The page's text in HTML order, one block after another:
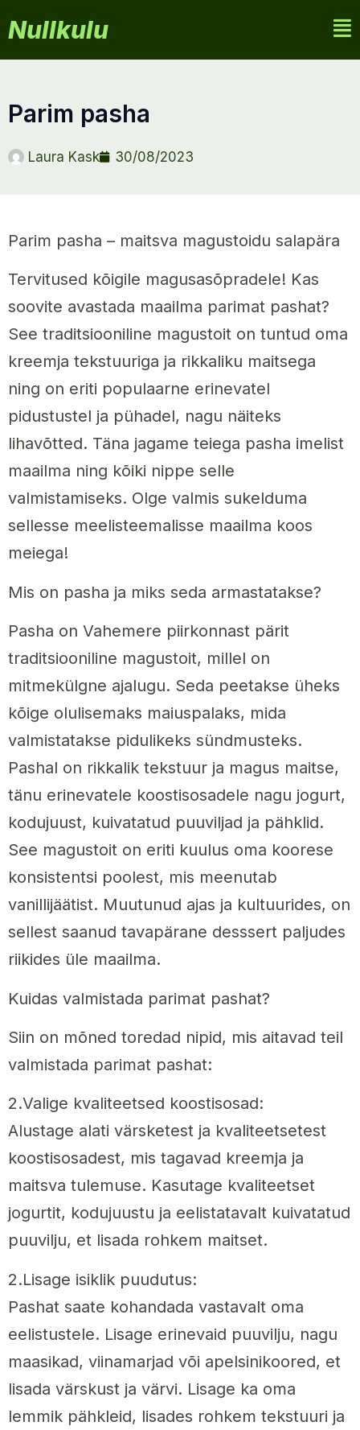
Nullkulu
parim pasha
Laura Kask 30/08/2023
Parim pasha – maitsva magustoidu salapära
Tervitused kõigile magusasõpradele! Kas
soovite avastada maailma parimat pashat?
See traditsiooniline magustoit on tuntud oma
kreemja tekstuuriga ja rikkaliku maitsega
ning on eriti populaarne erinevatel
pidustustel ja pühadel, nagu näiteks
lihavõtted. Täna jagame teiega pasha imelist
maailma ning kõiki nippe selle
valmistamiseks. Olge valmis sukelduma
sellesse meelisteemalisse maailma koos
meiega!
Mis on pasha ja miks seda armastatakse?
Pasha on Vahemere piirkonnast pärit
traditsiooniline magustoit, millel on
mitmekülgne ajalugu. Seda peetakse üheks
kõige olulisemaks maiuspalaks, mida
valmistatakse pidulikeks sündmusteks.
Pashal on rikkalik tekstuur ja magus maitse,
tänu erinevatele koostisosadele nagu jogurt,
kodujuust, kuivatatud puuviljad ja pähklid.
See magustoit on eriti kuulus oma koorese
konsistentsi poolest, mis meenutab
vanillijäätist. Muutunud ajas ja kultuurides, on
sellest saanud tavapärane desssert paljudes
riikides üle maailma.
Kuidas valmistada parimat pashat?
Siin on mõned toredad nipid, mis aitavad teil
valmistada parimat pashat:
2.Valige kvaliteetsed koostisosad:
Alustage alati värsketest ja kvaliteetsetest
koostisosadest, mis tagavad kreemja ja
maitsva tulemuse. Kasutage kvaliteetset
jogurtit, kodujuustu ja eelistatavalt kuivatatud
puuvilju, et lisada rohkem maitset.
2.Lisage isiklik puudutus:
Pashat saate kohandada vastavalt oma
eelistustele. Lisage erinevaid puuvilju, nagu
maasikad, viinamarjad või apelsinikoored, et
lisada värskust ja värvi. Lisage ka oma
lemmik pähkleid, lisades rohkem tekstuuri ja